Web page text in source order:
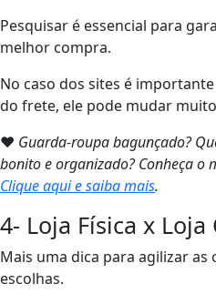
Pesquisar é essencial para
melhor compra.
No caso dos sites é
do frete, ele pode mudar
❤ Guarda-roupa bagunçado?
bonito e organizado? Conheça o
Clique aqui e saiba mais.
4- Loja Física x
Mais uma dica para agilizar
escolhas.